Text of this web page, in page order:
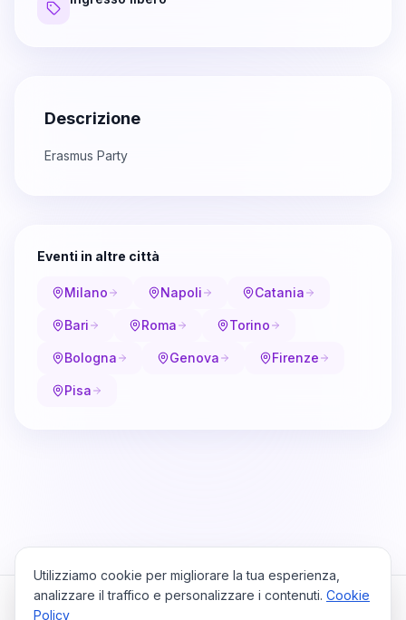
Descrizione
Erasmus Party
Eventi in altre città
Milano Napoli Catania
Bari Roma Torino
Bologna Genova Firenze
Pisa
Utilizziamo cookie per migliorare la tua esperienza,
analizzare il traffico e personalizzare i contenuti. Cookie
Policy